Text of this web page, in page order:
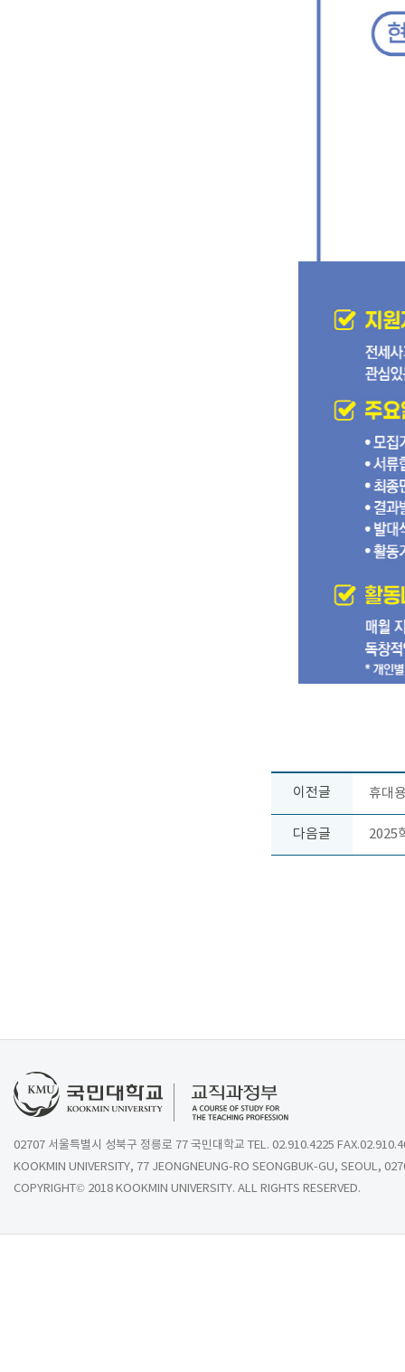
이전글 휴대
다음글 2025
02707 서울특별시 성북구 정릉로 77 국민대학교 TEL. 02.910.4225
KOOKMIN UNIVERSITY, 77 JEONGNEUNG-RO SEONGBUK-GU, SEOUL,
COPYRIGHT© 2018 KOOKMIN UNIVERSITY. ALL RIGHTS RESERVED.